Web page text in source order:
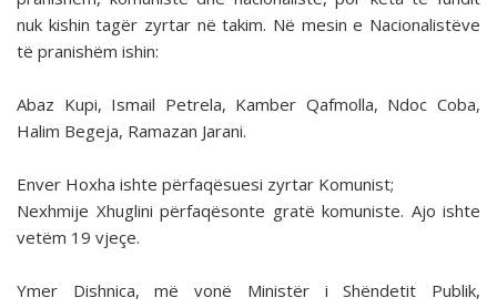
nuk kishin tagër zyrtar në takim. Në mesin e Nacionalistëve
të pranishëm ishin:
Abaz Kupi, Ismail Petrela, Kamber Qafmolla, Ndoc Coba,
Halim Begeja, Ramazan Jarani.
Enver Hoxha ishte përfaqësuesi zyrtar Komunist;
Nexhmije Xhuglini përfaqësonte gratë komuniste. Ajo ishte
vetëm 19 vjeçe.
Ymer Dishnica, më vonë Ministër i Shëndetit Publik,